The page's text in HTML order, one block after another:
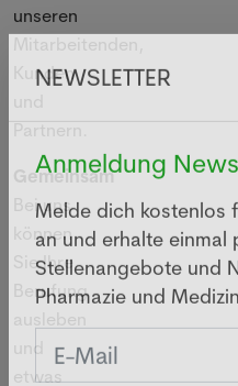
unseren
Mitarbeitenden,
Kunden
und
Partnern.
Gemeinsam
Bei uns
können
Sie Ihre
Berufung
ausleben
und
etwas
NEWSLETTER
Anmeldung
Melde dich kostenlos
an und erhalte einmal
Stellenangebote und
Pharmazie und Medizin.